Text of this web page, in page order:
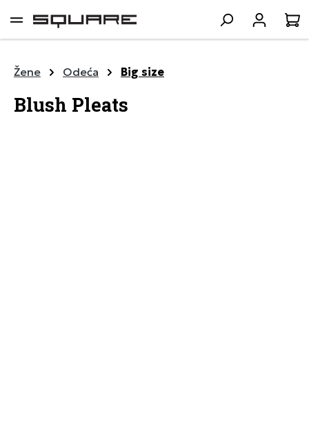
sadržaj
Žene Odeća Big size
Blush Pleats